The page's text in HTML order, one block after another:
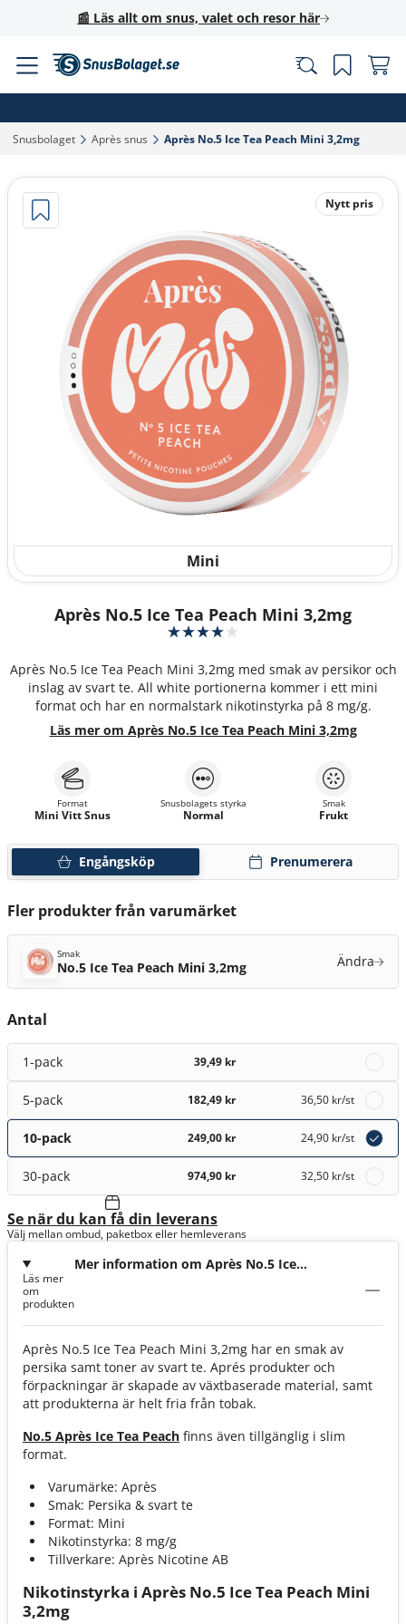
📰 Läs allt om snus, valet och resor här
Snusbolaget‎ Après snus‎ Après No.5 Ice Tea Peach Mini 3,2mg‎
Nytt pris
Mini
Après No.5 Ice Tea Peach Mini 3,2mg
Après No.5 Ice Tea Peach Mini 3,2mg med smak av persikor och
inslag av svart te. All white portionerna kommer i ett mini
format och har en normalstark nikotinstyrka på 8 mg/g.
Läs mer om Après No.5 Ice Tea Peach Mini 3,2mg
Engångsköp Prenumerera
Format
Mini Vitt Snus
Snusbolagets styrka
Normal
Smak
Frukt
Fler produkter från varumärket
Smak
No.5 Ice Tea Peach Mini 3,2mg Ändra
Antal
1-pack 39,49 kr
5-pack 182,49 kr 36,50 kr/st
10-pack 249,00 kr 24,90 kr/st
30-pack 974,90 kr 32,50 kr/st
Se när du kan få din leverans
Välj mellan ombud, paketbox eller hemleverans
Mer information om Après No.5 Ice
Läs mer
om
produkten
Après No.5 Ice Tea Peach Mini 3,2mg har en smak av
persika samt toner av svart te. Aprés produkter och
förpackningar är skapade av växtbaserade material, samt
att produkterna är helt fria från tobak.
No.5 Après Ice Tea Peach finns även tillgänglig i slim
format.
Varumärke: Après
Smak: Persika & svart te
Format: Mini
Nikotinstyrka: 8 mg/g
Tillverkare: Après Nicotine AB
Nikotinstyrka i Après No.5 Ice Tea Peach Mini
3,2mg